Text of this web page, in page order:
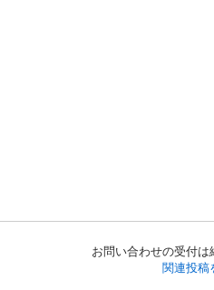
お問い合わせの受付は
関連投稿